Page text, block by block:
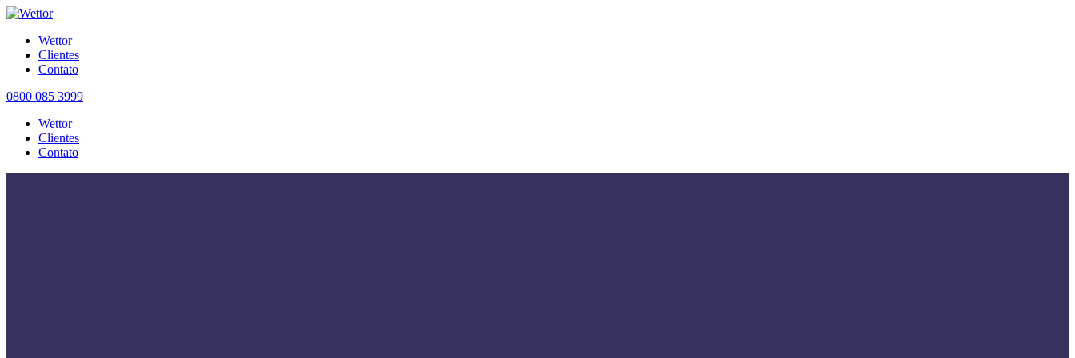
Wettor
Clientes
Contato
0800 085 3999
Wettor
Clientes
Contato